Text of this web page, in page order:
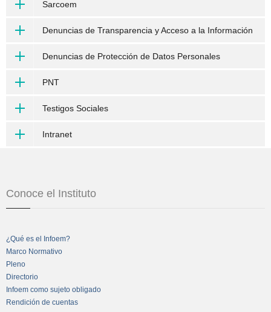
Sarcoem
Denuncias de Transparencia y Acceso a la Información
Denuncias de Protección de Datos Personales
PNT
Testigos Sociales
Intranet
Conoce el Instituto
¿Qué es el Infoem?
Marco Normativo
Pleno
Directorio
Infoem como sujeto obligado
Rendición de cuentas